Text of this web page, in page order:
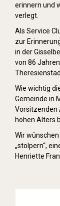
erinnern und
verlegt.
Als Service
zur
in der
von 86
Wie wichtig
Gemeinde in
Vorsitzenden
hohen Alters
Wir
„stolpern“,
Henriette